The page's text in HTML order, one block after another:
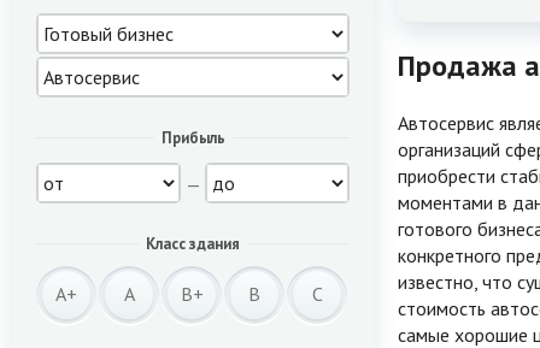
Прибыль
—
Класс здания
A+ A B+ B C
Продажа
Автосервис
организаций
приобрести
моментами в
готового
конкретного
известно, что
стоимость
самые хорошие